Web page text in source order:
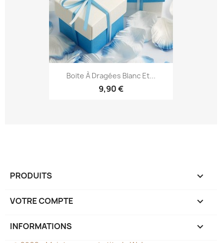
Boite À Dragées Blanc Et...
9,90 €
PRODUITS 
VOTRE COMPTE 
INFORMATIONS keyboard_arrow_down